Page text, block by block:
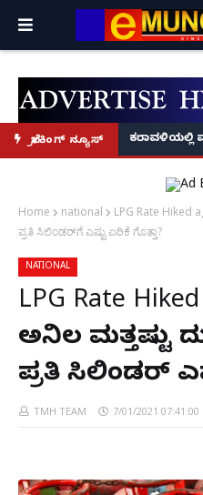
ಬ್ರೇಕಿಂಗ್ ನ್ಯೂಸ್‘ಭಕ್ತ ಪ್ರಹ್ಲಾದ’, ‘ಹೇ
ಕರಾವಳಿಯಲ್ಲಿ
Home national
LPG Rate Hiked
ಪ್ರತಿ ಸಿಲಿಂಡರ್‌ಗೆ ಎಷ್ಟು ಏರಿಕೆ ಗೊತ್ತಾ?
NATIONAL
LPG Rate
ಅನಿಲ ಮತ್ತಷ್ಟು
ಪ್ರತಿ ಸಿಲಿಂಡರ್‌ಗೆ
TMH TEAM 7/01/2021 07:41:00